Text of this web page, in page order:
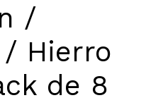
/
/ Hierro
de 8